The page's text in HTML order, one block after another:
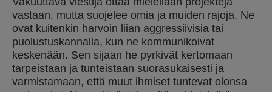
vastaan, mutta suojelee omia ja muiden rajoja. Ne
ovat kuitenkin harvoin liian aggressiivisia tai
puolustuskannalla, kun ne kommunikoivat
keskenään. Sen sijaan he pyrkivät kertomaan
tarpeistaan ja tunteistaan suorasukaisesti ja
varmistamaan, että muut ihmiset tuntevat olonsa